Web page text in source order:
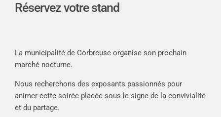
Réservez votre stand
La municipalité de Corbreuse organise son prochain
marché nocturne.
Nous recherchons des exposants passionnés pour
animer cette soirée placée sous le signe de la convivialité
et du partage.